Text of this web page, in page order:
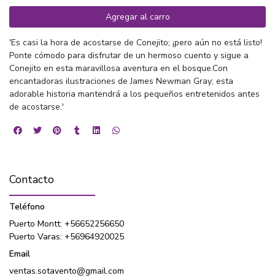
Agregar al carro
'Es casi la hora de acostarse de Conejito; ¡pero aún no está listo!
Ponte cómodo para disfrutar de un hermoso cuento y sigue a
Conejito en esta maravillosa aventura en el bosque.Con
encantadoras ilustraciones de James Newman Gray; esta
adorable historia mantendrá a los pequeños entretenidos antes
de acostarse.'
Contacto
Teléfono
Puerto Montt: +56652256650
Puerto Varas: +56964920025
Email
ventas.sotavento@gmail.com